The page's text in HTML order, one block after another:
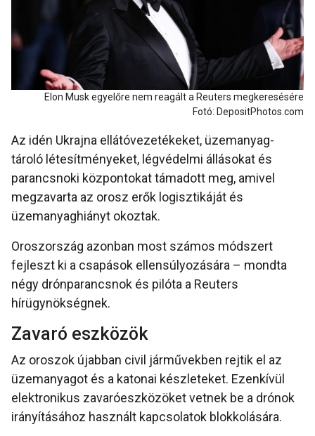
Elon Musk egyelőre nem reagált a Reuters megkeresésére
Fotó: DepositPhotos.com
Az idén Ukrajna ellátóvezetékeket, üzemanyag-
tároló létesítményeket, légvédelmi állásokat és
parancsnoki központokat támadott meg, amivel
megzavarta az orosz erők logisztikáját és
üzemanyaghiányt okoztak.
Oroszország azonban most számos módszert
fejleszt ki a csapások ellensúlyozására – mondta
négy drónparancsnok és pilóta a Reuters
hírügynökségnek.
Zavaró eszközök
Az oroszok újabban civil járművekben rejtik el az
üzemanyagot és a katonai készleteket. Ezenkívül
elektronikus zavaróeszközöket vetnek be a drónok
irányításához használt kapcsolatok blokkolására.